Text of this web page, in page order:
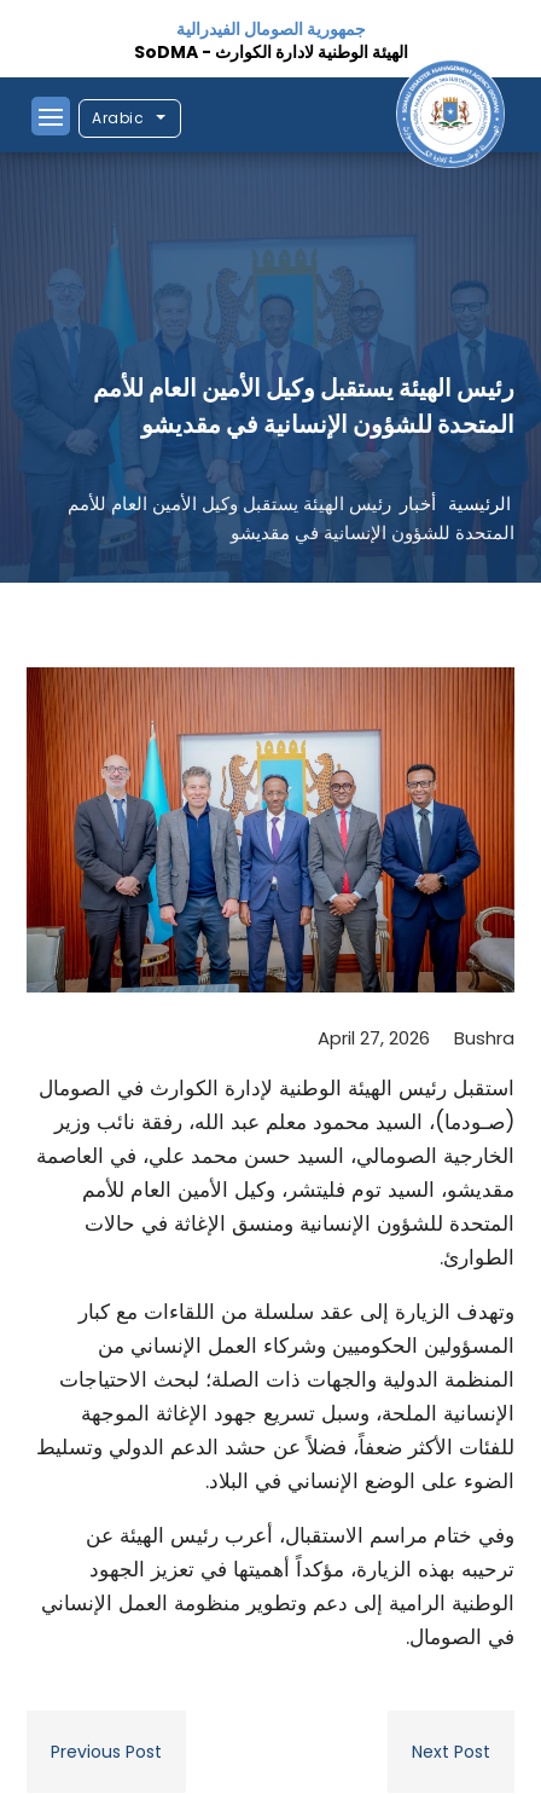
جمهورية الصومال الفيدرالية
الهيئة الوطنية لادارة الكوارث - SoDMA
Arabic
​رئيس الهيئة يستقبل وكيل الأمين العام للأمم
المتحدة للشؤون الإنسانية في مقديشو
الرئيسية أخبار ​رئيس الهيئة يستقبل وكيل الأمين العام للأمم
المتحدة للشؤون الإنسانية في مقديشو
Bushra
April 27, 2026
​استقبل رئيس الهيئة الوطنية لإدارة الكوارث في الصومال
(صـودما)، السيد محمود معلم عبد الله، رفقة نائب وزير
الخارجية الصومالي، السيد حسن محمد علي، في العاصمة
مقديشو، السيد توم فليتشر، وكيل الأمين العام للأمم
المتحدة للشؤون الإنسانية ومنسق الإغاثة في حالات
الطوارئ.
​وتهدف الزيارة إلى عقد سلسلة من اللقاءات مع كبار
المسؤولين الحكوميين وشركاء العمل الإنساني من
المنظمة الدولية والجهات ذات الصلة؛ لبحث الاحتياجات
الإنسانية الملحة، وسبل تسريع جهود الإغاثة الموجهة
للفئات الأكثر ضعفاً، فضلاً عن حشد الدعم الدولي وتسليط
الضوء على الوضع الإنساني في البلاد.
​وفي ختام مراسم الاستقبال، أعرب رئيس الهيئة عن
ترحيبه بهذه الزيارة، مؤكداً أهميتها في تعزيز الجهود
الوطنية الرامية إلى دعم وتطوير منظومة العمل الإنساني
في الصومال.
Previous Post Next Post